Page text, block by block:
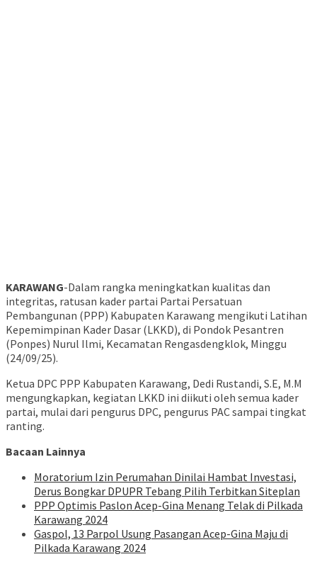
KARAWANG-Dalam rangka meningkatkan kualitas dan
integritas, ratusan kader partai Partai Persatuan
Pembangunan (PPP) Kabupaten Karawang mengikuti Latihan
Kepemimpinan Kader Dasar (LKKD), di Pondok Pesantren
(Ponpes) Nurul Ilmi, Kecamatan Rengasdengklok, Minggu
(24/09/25).
Ketua DPC PPP Kabupaten Karawang, Dedi Rustandi, S.E, M.M
mengungkapkan, kegiatan LKKD ini diikuti oleh semua kader
partai, mulai dari pengurus DPC, pengurus PAC sampai tingkat
ranting.
Bacaan Lainnya
Moratorium Izin Perumahan Dinilai Hambat Investasi,
Derus Bongkar DPUPR Tebang Pilih Terbitkan Siteplan
PPP Optimis Paslon Acep-Gina Menang Telak di Pilkada
Karawang 2024
Gaspol, 13 Parpol Usung Pasangan Acep-Gina Maju di
Pilkada Karawang 2024